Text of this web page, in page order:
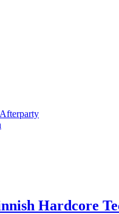
Hardcore